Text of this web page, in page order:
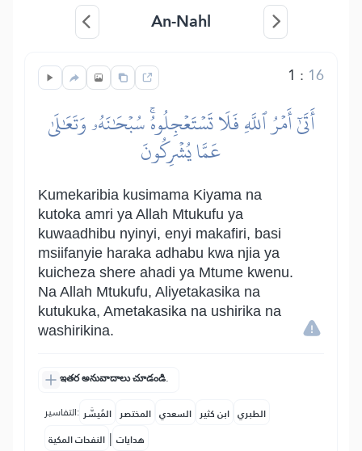
An-Nahl
1 : 16
أَتَىٰٓ أَمۡرُ ٱللَّهِ فَلَا تَسۡتَعۡجِلُوهُۚ سُبۡحَٰنَهُۥ وَتَعَٰلَىٰ
عَمَّا يُشۡرِكُونَ
Kumekaribia kusimama Kiyama na
kutoka amri ya Allah Mtukufu ya
kuwaadhibu nyinyi, enyi makafiri, basi
msiifanyie haraka adhabu kwa njia ya
kuicheza shere ahadi ya Mtume kwenu.
Na Allah Mtukufu, Aliyetakasika na
kutukuka, Ametakasika na ushirika na
washirikina.
ఇతర అనువాదాలు చూడండి.
التفاسير: المُيسَّر المختصر السعدي ابن كثير الطبري
النفحات المكية | هدايات